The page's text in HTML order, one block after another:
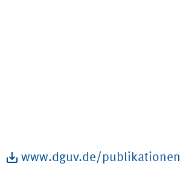
www.dguv.de/publikationen